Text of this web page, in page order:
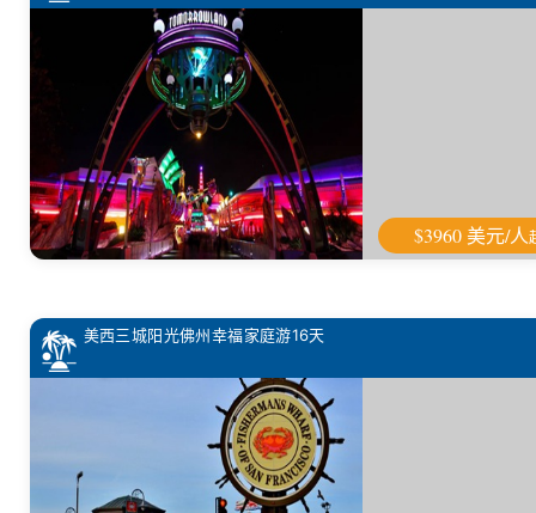
$3960 美元/人
美西三城阳光佛州幸福家庭游16天